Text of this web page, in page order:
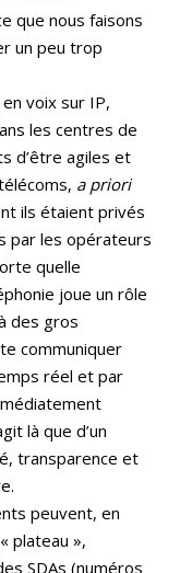
que nous faisons
un peu trop
voix sur IP,
les centres de
d’être agiles et
a priori
ils étaient privés
par les opérateurs
quelle
joue un rôle
des gros
communiquer
réel et par
là que d’un
transparence et
peuvent, en
plateau »,
SDAs (numéros